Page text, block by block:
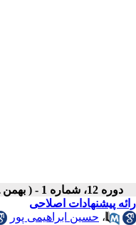
دوره 12، شماره 1 - ( بهمن ـ اسفند 1391 )
پیشنهادات اصلاحی
، حسین ابراهیمی پور